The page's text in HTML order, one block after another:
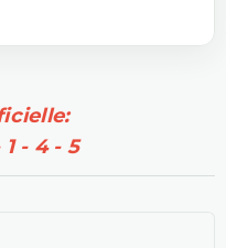
- 4 - 5